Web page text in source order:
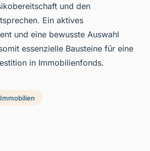
und den
Ein aktives
und eine bewusste Auswahl
essenzielle Bausteine für eine
in Immobilienfonds.